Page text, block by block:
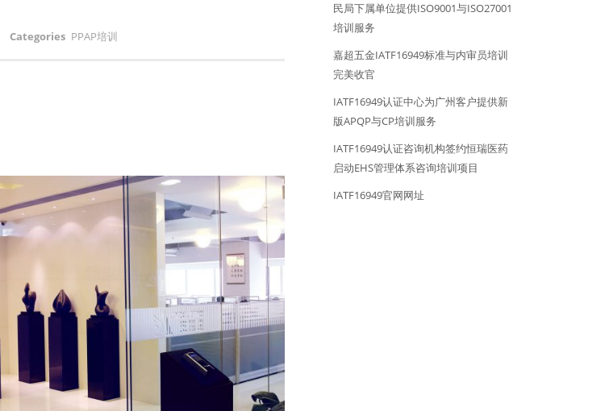
Categories PPAP培训
民局下属单位提供ISO9001与ISO27001
培训服务
嘉超五金IATF16949标准与内审员培训
完美收官
IATF16949认证中心为广州客户提供新
版APQP与CP培训服务
IATF16949认证咨询机构签约恒瑞医药
启动EHS管理体系咨询培训项目
IATF16949官网网址